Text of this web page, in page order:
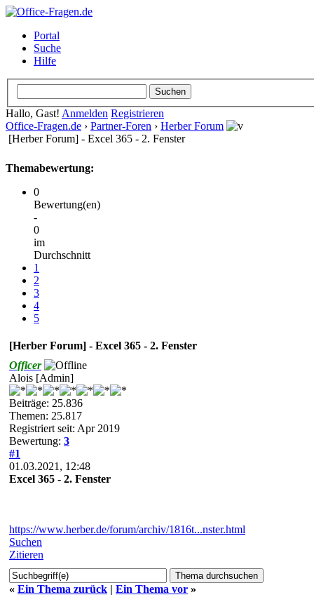
Portal
Suche
Hilfe
Hallo, Gast! Anmelden Registrieren
Office-Fragen.de › Partner-Foren › Herber Forum
[Herber Forum] - Excel 365 - 2. Fenster
Themabewertung:
0
Bewertung(en)
-
0
im
Durchschnitt
1
2
3
4
5
[Herber Forum] - Excel 365 - 2. Fenster
Officer
Alois [Admin]
Beiträge: 25.836
Themen: 25.817
Registriert seit: Apr 2019
Bewertung: 3
#1
01.03.2021, 12:48
Excel 365 - 2. Fenster
https://www.herber.de/forum/archiv/1816t...nster.html
Suchen
Zitieren
« Ein Thema zurück | Ein Thema vor »